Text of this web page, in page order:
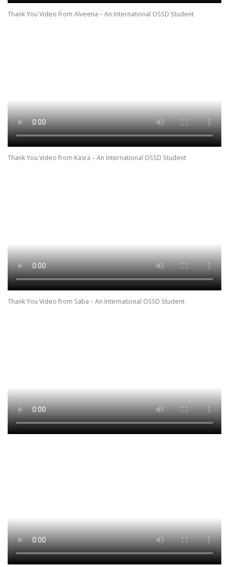
Thank You Video from Alveena – An International OSSD Student
Thank You Video from Kasra – An International OSSD Student
Thank You Video from Saba – An International OSSD Student